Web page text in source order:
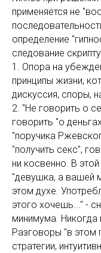
применяется не
определение
следование
1. Опора на
принципы жизни,
дискуссия, споры,
2. "Не говорить о
говорить "о
"поручика
"получить секс",
ни косвенно. В
"девушка, а вашей
этом духе.
этого хочешь..." -
минимума.
Разговоры "в этом
стратегии,